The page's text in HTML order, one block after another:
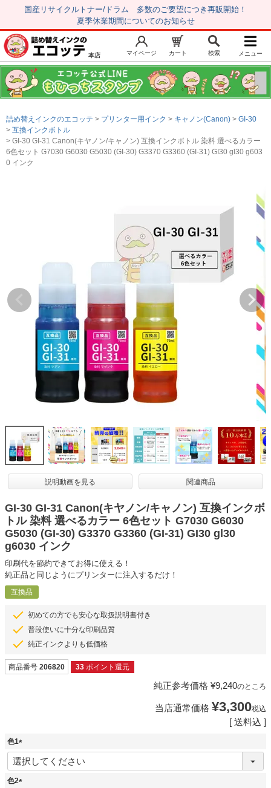
国産リサイクルトナー/ドラム 多数のご要望につき再販開始！
夏季休業期間についてのお知らせ
新規会員登録 マイページ
トップページ お気に入り
注文履歴 レビュー履歴
はじめての方へ
互換インクボトル
互換インクカートリッジ
再生インクカートリッジ
記事を探す
お客様の声
お店の紹介
ご利用ガイド
よくある質問
お問い合わせ
説明書ダウンロード
本店 マイページ カート 検索 メニュー
詰め替えインクのエコッテ プリンター用インク キャノン(Canon)
GI-30
互換インクボトル
GI-30 GI-31 Canon(キヤノン/キャノン) 互換インクボトル 染料 選べるカラー
6色セット G7030 G6030 G5030 (GI-30) G3370 G3360 (GI-31) GI30 gl30 g603
0 インク
説明動画を見る 関連商品
GI-30 GI-31 Canon(キヤノン/キャノン) 互換インクボ
トル 染料 選べるカラー 6色セット G7030 G6030
G5030 (GI-30) G3370 G3360 (GI-31) GI30 gl30
g6030 インク
印刷代を節約できてお得に使える！
純正品と同じようにプリンターに注入するだけ！
互換品
初めての方でも安心な取扱説明書付き
普段使いに十分な印刷品質
純正インクよりも低価格
商品番号 206820 33 ポイント還元
純正参考価格 ¥9,240のところ
当店通常価格 ¥3,300税込
送料込
色1
(
必
色2